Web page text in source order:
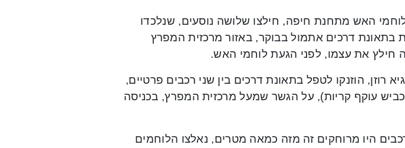
האש מתחנת חיפה, חילצו שלושה נוסעים, שנלכדו
בתאונת דרכים אתמול בבוקר, באזור מרכזית המפרץ
חילץ את עצמו, לפני הגעת לוחמי האש.
רוזן, הוזנקו לטפל בתאונת דרכים בין שני רכבים פרטיים,
בין כביש 75 לכביש 22 (כביש עוקף קריות), על הגשר שמעל מרכזית המפרץ, בכניסה
היו מרוחקים זה מזה כמאה מטרים, נאלצו הלוחמים